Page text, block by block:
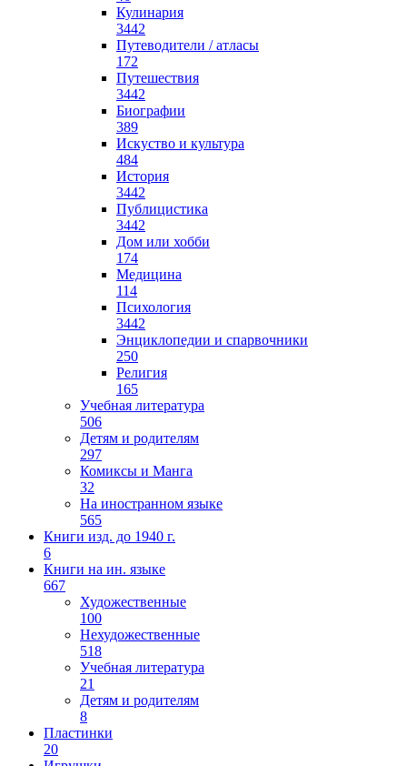
Кулинария
3442
Путеводители / атласы
172
Путешествия
3442
Биографии
389
Искуство и культура
484
История
3442
Публицистика
3442
Дом или хобби
174
Медицина
114
Психология
3442
Энциклопедии и спарвочники
250
Религия
165
Учебная литература
506
Детям и родителям
297
Комиксы и Манга
32
На иностранном языке
565
Книги изд. до 1940 г.
6
Книги на ин. языке
667
Художественные
100
Нехудожественные
518
Учебная литература
21
Детям и родителям
8
Пластинки
20